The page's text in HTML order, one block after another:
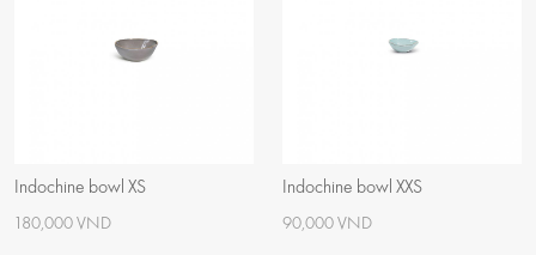
Indochine bowl XS
180,000 VND
Indochine bowl XXS
90,000 VND